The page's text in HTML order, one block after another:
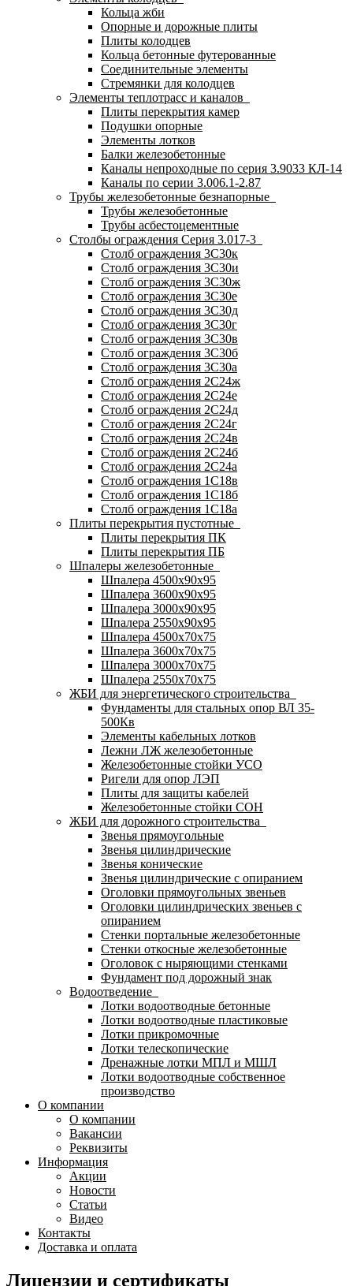
Кольца жби
Опорные и дорожные плиты
Плиты колодцев
Кольца бетонные футерованные
Соединительные элементы
Стремянки для колодцев
Элементы теплотрасс и каналов
Плиты перекрытия камер
Подушки опорные
Элементы лотков
Балки железобетонные
Каналы непроходные по серия 3.9033 КЛ-14
Каналы по серии 3.006.1-2.87
Трубы железобетонные безнапорные
Трубы железобетонные
Трубы асбестоцементные
Столбы ограждения Серия 3.017-3
Столб ограждения 3С30к
Столб ограждения 3С30и
Столб ограждения 3С30ж
Столб ограждения 3С30е
Столб ограждения 3С30д
Столб ограждения 3С30г
Столб ограждения 3С30в
Столб ограждения 3С30б
Столб ограждения 3С30а
Столб ограждения 2С24ж
Столб ограждения 2С24е
Столб ограждения 2С24д
Столб ограждения 2С24г
Столб ограждения 2С24в
Столб ограждения 2С24б
Столб ограждения 2С24а
Столб ограждения 1С18в
Столб ограждения 1С18б
Столб ограждения 1С18а
Плиты перекрытия пустотные
Плиты перекрытия ПК
Плиты перекрытия ПБ
Шпалеры железобетонные
Шпалера 4500х90х95
Шпалера 3600х90х95
Шпалера 3000х90х95
Шпалера 2550х90х95
Шпалера 4500х70х75
Шпалера 3600х70х75
Шпалера 3000х70х75
Шпалера 2550х70х75
ЖБИ для энергетического строительства
Фундаменты для стальных опор ВЛ 35-
500Кв
Элементы кабельных лотков
Лежни ЛЖ железобетонные
Железобетонные стойки УСО
Ригели для опор ЛЭП
Плиты для защиты кабелей
Железобетонные стойки СОН
ЖБИ для дорожного строительства
Звенья прямоугольные
Звенья цилиндрические
Звенья конические
Звенья цилиндрические с опиранием
Оголовки прямоугольных звеньев
Оголовки цилиндрических звеньев с
опиранием
Стенки портальные железобетонные
Стенки откосные железобетонные
Оголовок с ныряющими стенками
Фундамент под дорожный знак
Водоотведение
Лотки водоотводные бетонные
Лотки водоотводные пластиковые
Лотки прикромочные
Лотки телескопические
Дренажные лотки МПЛ и МШЛ
Лотки водоотводные собственное
производство
О компании
О компании
Вакансии
Реквизиты
Информация
Акции
Новости
Статьи
Видео
Контакты
Доставка и оплата
Лицензии и сертификаты